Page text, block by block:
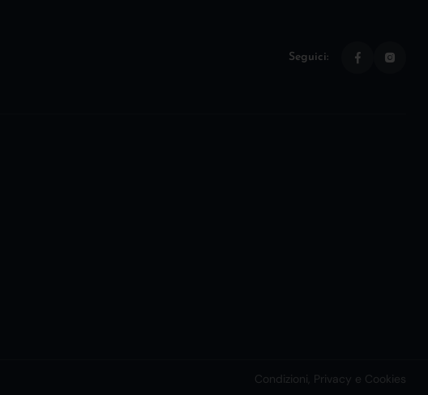
Seguici:
Condizioni, Privacy e Cookies